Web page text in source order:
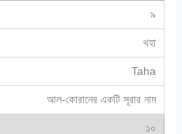
৯
থহা
Taha
আল-কোরানের একটি সূরার নাম
১০